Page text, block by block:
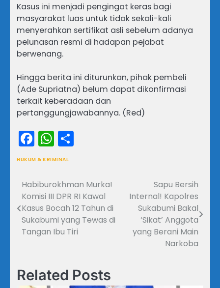
Kasus ini menjadi pengingat keras bagi
masyarakat luas untuk tidak sekali-kali
menyerahkan sertifikat asli sebelum adanya
pelunasan resmi di hadapan pejabat
berwenang.
Hingga berita ini diturunkan, pihak pembeli
(Ade Supriatna) belum dapat dikonfirmasi
terkait keberadaan dan
pertanggungjawabannya. (Red)
Facebook
WhatsApp
HUKUM & KRIMINAL
Navigasi
pos
Habiburokhman Murka!
Komisi III DPR RI Kawal
Kasus Bocah 12 Tahun di
Sukabumi yang Tewas di
Tangan Ibu Tiri
Sapu Bersih
Internal! Kapolres
Sukabumi Bakal
‘Sikat’ Anggota
yang Berani Main
Narkoba
Related Posts